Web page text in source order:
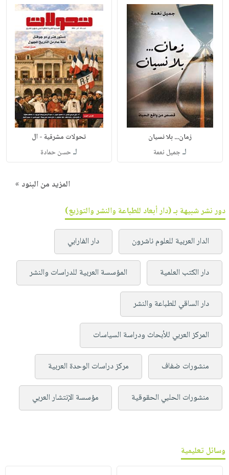
زمان... بلا نسيان
لـجميل نعمة
تحولات مشرقية - ال
لـحسن حمادة
المزيد من البنود »
دور نشر شبيهة بـ (دار أبعاد للطباعة والنشر والتوزيع)
الدار العربية للعلوم ناشرون دار الفارابي
دار الكتب العلمية المؤسسة العربية للدراسات والنشر
دار الساقي للطباعة والنشر
المركز العربي للأبحاث ودراسة السياسات
منشورات ضفاف مركز دراسات الوحدة العربية
منشورات الحلبي الحقوقية مؤسسة الإنتشار العربي
وسائل تعليمية